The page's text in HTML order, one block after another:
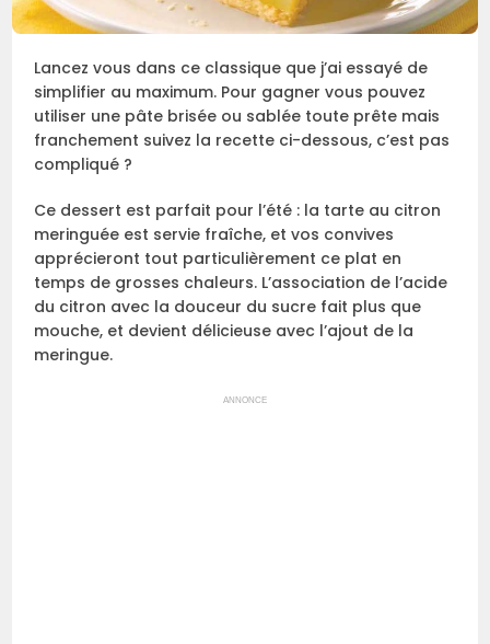
Lancez vous dans ce classique que j’ai essayé de
simplifier au maximum. Pour gagner vous pouvez
utiliser une pâte brisée ou sablée toute prête mais
franchement suivez la recette ci-dessous, c’est pas
compliqué ?
Ce dessert est parfait pour l’été : la tarte au citron
meringuée est servie fraîche, et vos convives
apprécieront tout particulièrement ce plat en
temps de grosses chaleurs. L’association de l’acide
du citron avec la douceur du sucre fait plus que
mouche, et devient délicieuse avec l’ajout de la
meringue.
ANNONCE